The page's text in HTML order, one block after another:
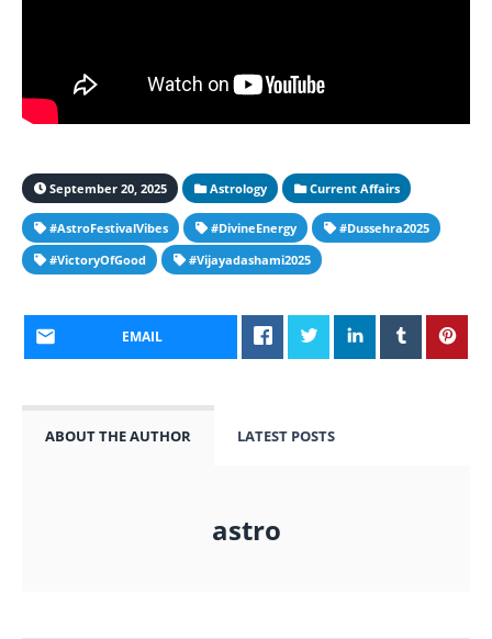
September 20, 2025 Astrology Current Affairs
#AstroFestivalVibes #DivineEnergy
#Dussehra2025
#VictoryOfGood
#Vijayadashami2025
EMAIL
ABOUT THE AUTHOR LATEST POSTS
astro